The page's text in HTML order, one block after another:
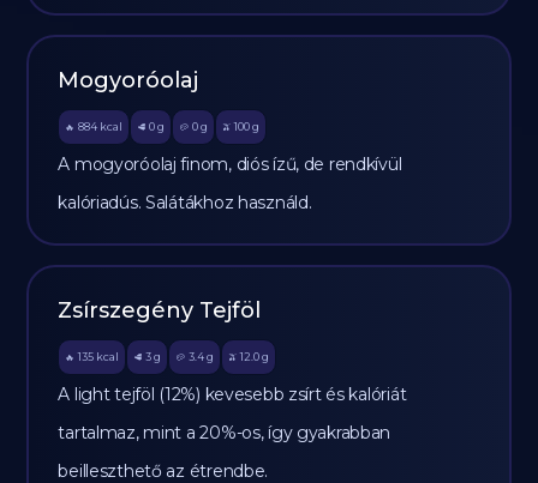
Mogyoróolaj
🔥 884 kcal 🥩 0 g 🥔 0g 🫒 100 g
A mogyoróolaj finom, diós ízű, de rendkívül
kalóriadús. Salátákhoz használd.
Zsírszegény Tejföl
🔥 135 kcal 🥩 3 g 🥔 3.4g 🫒 12.0 g
A light tejföl (12%) kevesebb zsírt és kalóriát
tartalmaz, mint a 20%-os, így gyakrabban
beilleszthető az étrendbe.